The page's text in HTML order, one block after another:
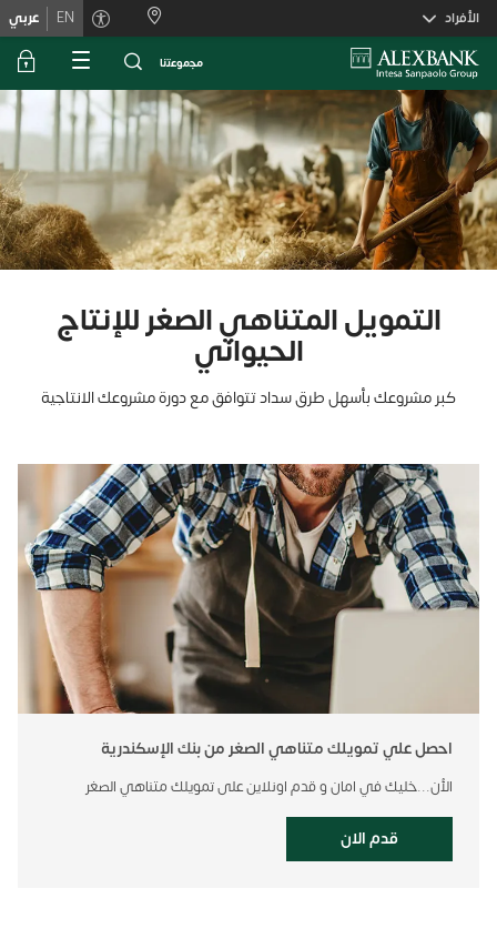
Skiplinks
الأفراد EN عربي
ﻣﺟﻣوﻋﺗﻧﺎ
التمويل المتناهي الصغر للإنتاج
الحيواني
كبر مشروعك بأسهل طرق سداد تتوافق مع دورة مشروعك الانتاجية
احصل علي تمويلك متناهي الصغر من بنك الإسكندرية
الأن...خليك في امان و قدم اونلاين على تمويلك متناهي الصغر
قدم الان